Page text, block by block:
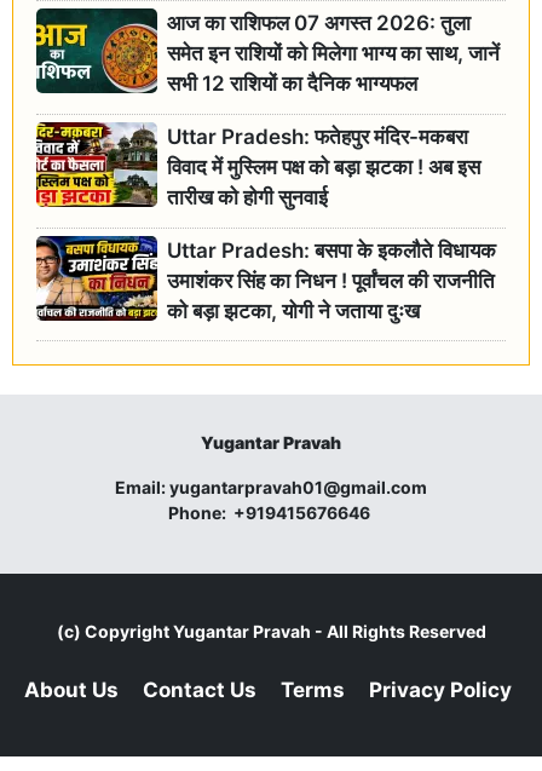
आज का राशिफल 07 अगस्त 2026: तुला
समेत इन राशियों को मिलेगा भाग्य का साथ, जानें
सभी 12 राशियों का दैनिक भाग्यफल
Uttar Pradesh: फतेहपुर मंदिर-मकबरा
विवाद में मुस्लिम पक्ष को बड़ा झटका ! अब इस
तारीख को होगी सुनवाई
Uttar Pradesh: बसपा के इकलौते विधायक
उमाशंकर सिंह का निधन ! पूर्वांचल की राजनीति
को बड़ा झटका, योगी ने जताया दुःख
Yugantar Pravah
Email:yugantarpravah01@gmail.com
Phone: +919415676646
(c) CopyrightYugantar Pravah - All Rights Reserved
About Us Contact Us Terms Privacy Policy